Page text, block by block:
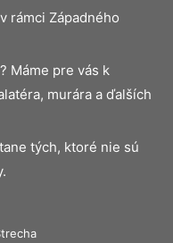
rámci Západného
Máme pre vás k
murára a ďalších
tých, ktoré nie sú